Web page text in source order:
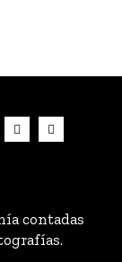
contadas